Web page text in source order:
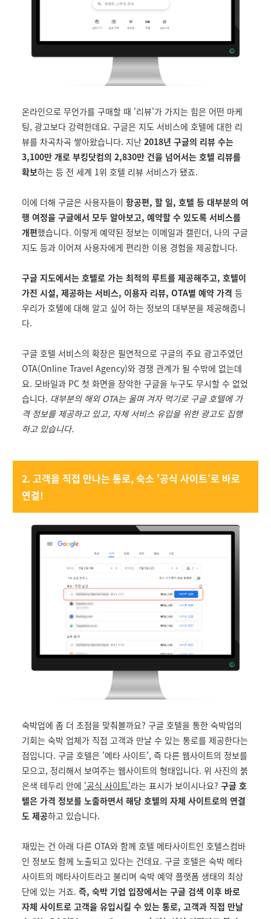
온라인으로 무언가를 구매할 때 '리뷰'가 가지는 힘은 어떤 마케
팅, 광고보다 강력한데요. 구글은 지도 서비스에 호텔에 대한 리
뷰를 차곡차곡 쌓아왔습니다. 지난 2018년 구글의 리뷰 수는
3,100만 개로 부킹닷컴의 2,830만 건을 넘어서는 호텔 리뷰를
확보하는 등 전 세계 1위 호텔 리뷰 서비스가 됐죠.
이에 더해 구글은 사용자들이 항공편, 할 일, 호텔 등 대부분의 여
행 여정을 구글에서 모두 알아보고, 예약할 수 있도록 서비스를
개편했습니다. 이렇게 예약된 정보는 이메일과 캘린더, 나의 구글
지도 등과 이어져 사용자에게 편리한 이용 경험을 제공합니다.
구글 지도에서는 호텔로 가는 최적의 루트를 제공해주고, 호텔이
가진 시설, 제공하는 서비스, 이용자 리뷰, OTA별 예약 가격 등
우리가 호텔에 대해 알고 싶어 하는 정보의 대부분을 제공해줍니
다.
구글 호텔 서비스의 확장은 필연적으로 구글의 주요 광고주였던
OTA(Online Travel Agency)와 경쟁 관계가 될 수밖에 없는데
요. 모바일과 PC 첫 화면을 장악한 구글을 누구도 무시할 수 없었
습니다. 대부분의 해외 OTA는 울며 겨자 먹기로 구글 호텔에 가
격 정보를 제공하고 있고, 자체 서비스 유입을 위한 광고도 집행
하고 있습니다.
​2. 고객을 직접 만나는 통로, 숙소 '공식 사이트'로 바로
연결!
숙박업에 좀 더 초점을 맞춰볼까요? 구글 호텔을 통한 숙박업의
기회는 숙박 업체가 직접 고객과 만날 수 있는 통로를 제공한다는
점입니다. 구글 호텔은 '메타 사이트', 즉 다른 웹사이트의 정보를
모으고, 정리해서 보여주는 웹사이트의 형태입니다. 위 사진의 붉
은색 테두리 안에 '공식 사이트'라는 표시가 보이시나요? 구글 호
텔은 가격 정보를 노출하면서 해당 호텔의 자체 사이트로의 연결
도 제공하고 있습니다.
재밌는 건 아래 다른 OTA와 함께 호텔 메타사이트인 호텔스컴바
인 정보도 함께 노출되고 있다는 건데요. 구글 호텔은 숙박 메타
사이트의 메타사이트라고 불리며 숙박 예약 플랫폼 생태의 최상
단에 있는 거죠. 즉, 숙박 기업 입장에서는 구글 검색 이후 바로
자체 사이트로 고객을 유입시킬 수 있는 통로, 고객과 직접 만날